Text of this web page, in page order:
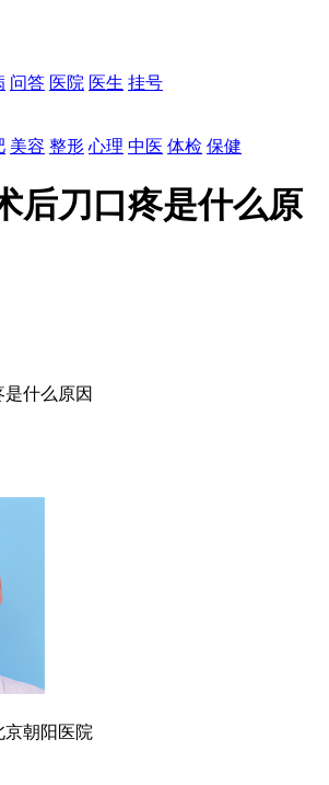
问答 医院 医生 挂号
美容 整形 心理 中医 体检 保健
后刀口疼是什么原
什么原因
朝阳医院